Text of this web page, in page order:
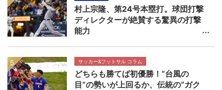
村上宗隆、第24号本塁打。球団打撃
ディレクターが絶賛する驚異の打撃
能力
サッカー&フットサル コラム
どちらも勝てば初優勝！“台風の
目”の勢いが上回るか、伝統の“ガク